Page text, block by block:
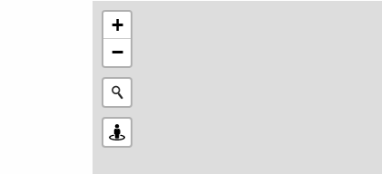
+
−